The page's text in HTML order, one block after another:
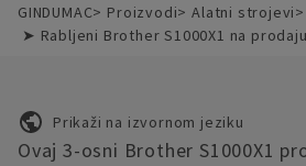
GINDUMAC Proizvodi
Alatni strojevi
➤ Rabljeni Brother S1000X1 na
Prikaži na izvornom jeziku
Ovaj 3-osni Brother S1000X1